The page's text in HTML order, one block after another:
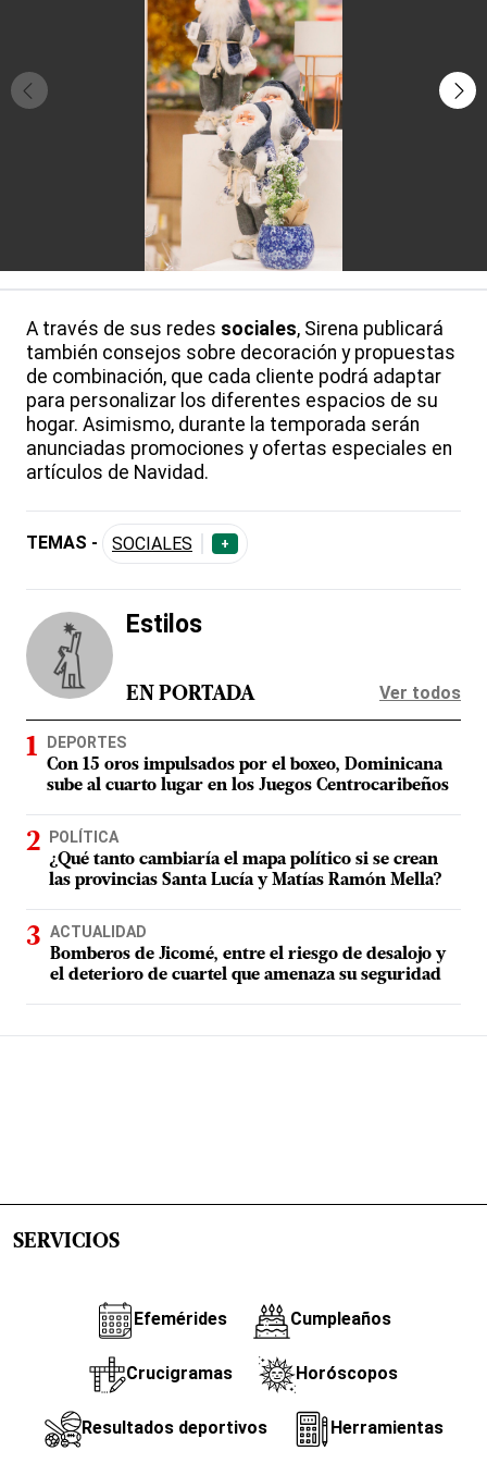
A través de sus redes sociales, Sirena publicará
también consejos sobre decoración y propuestas
de combinación, que cada cliente podrá adaptar
para personalizar los diferentes espacios de su
hogar. Asimismo, durante la temporada serán
anunciadas promociones y ofertas especiales en
artículos de Navidad.
TEMAS - SOCIALES +
Estilos
EN PORTADA Ver todos
DEPORTES
Con 15 oros impulsados por el boxeo, Dominicana
sube al cuarto lugar en los Juegos Centrocaribeños
POLÍTICA
¿Qué tanto cambiaría el mapa político si se crean
las provincias Santa Lucía y Matías Ramón Mella?
ACTUALIDAD
Bomberos de Jicomé, entre el riesgo de desalojo y
el deterioro de cuartel que amenaza su seguridad
SERVICIOS
Efemérides Cumpleaños
Crucigramas Horóscopos
Resultados deportivos Herramientas